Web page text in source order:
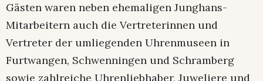
Gästen waren neben ehemaligen Junghans-
Mitarbeitern auch die Vertreterinnen und
Vertreter der umliegenden Uhrenmuseen in
Furtwangen, Schwenningen und Schramberg
sowie zahlreiche Uhrenliebhaber, Juweliere und